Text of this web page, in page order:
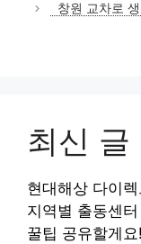
창원 교차로
최신 글
현대해상 다이
지역별 출동센
꿀팁 공유할게요!